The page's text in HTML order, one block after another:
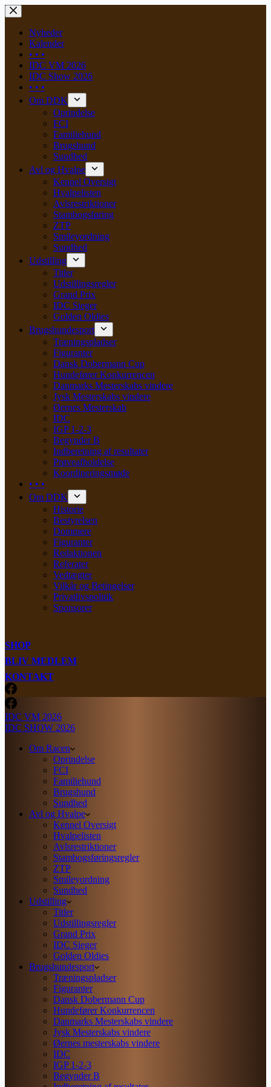
Skip
to
contentNyheder
Kalender
• • •
IDC VM 2026
IDC Show 2026
• • •
Om DDK
Oprindelse
FCI
Familiehund
Brugshund
Sundhed
Avl og Hvalpe
Kennel Oversigt
Hvalpelisten
Avlsrestriktioner
Stambogsføring
ZTP
Smileyordning
Sundhed
Udstilling
Titler
Udstillingsregler
Grand Prix
IDC Sieger
Golden Oldies
Brugshundesport
Træningspladser
Figuranter
Dansk Dobermann Cup
Hundefører Konkurrencen
Danmarks Mesterskabs vindere
Jysk Mesterskabs vindere
Øernes Mesterskab
IDC
IGP 1-2-3
Begynder B
Indberetning af resultater
Prøveafholdelse
Koordineringsmøde
• • •
Om DDK
Historie
Bestyrelsen
Dommere
Figuranter
Redaktionen
Referater
Vedtægter
Vilkår og Betingelser
Privatlivspolitik
Sponsorer
SHOP
BLIV MEDLEM
KONTAKT
IDC VM 2026
IDC SHOW 2026
Om Racen
Oprindelse
FCI
Familiehund
Brugshund
Sundhed
Avl og Hvalpe
Kennel Oversigt
Hvalpelisten
Avlsrestriktioner
Stambogsføringsregler
ZTP
Smileyordning
Sundhed
Udstilling
Titler
Udstillingsregler
Grand Prix
IDC Sieger
Golden Oldies
Brugshundesport
Træningspladser
Figuranter
Dansk Dobermann Cup
Hundefører Konkurrencen
Danmarks Mesterskabs vindere
Jysk Mesterskabs vindere
Øernes mesterskabs vindere
IDC
IGP 1-2-3
Begynder B